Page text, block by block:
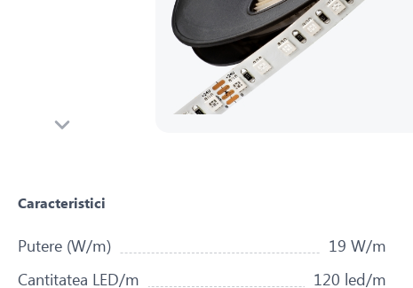
Caracteristici
Putere (W/m) 19 W/m
Cantitatea LED/m
120 led/m